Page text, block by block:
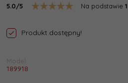
5.0/5 Na podstawie 1
Produkt dostępny!
Model:
189918